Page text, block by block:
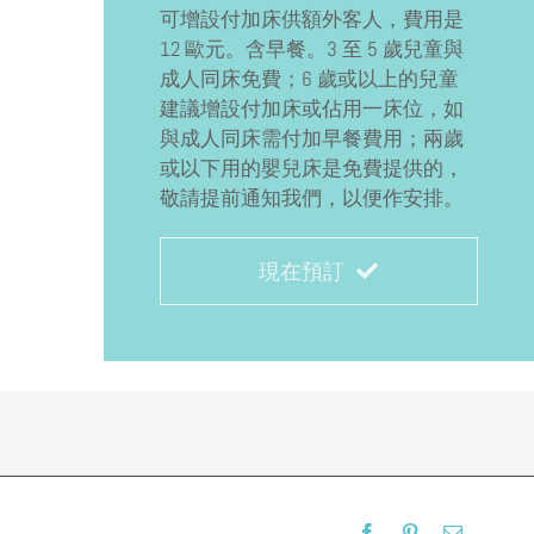
可增設付加床供額外客人，費用是
12 歐元。含早餐。3 至 5 歲兒童與
成人同床免費；6 歲或以上的兒童
建議增設付加床或佔用一床位，如
與成人同床需付加早餐費用；兩歲
或以下用的嬰兒床是免費提供的，
敬請提前通知我們，以便作安排。
現在預訂